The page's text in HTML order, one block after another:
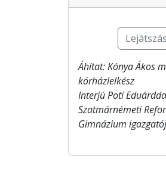
Lejátszás
Áhítat: Kónya Ákos
kórházlelkész
Interjú Poti​
Szatmárnémeti
Gimnázium